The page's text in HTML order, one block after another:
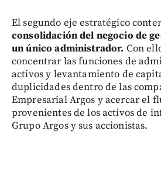
El segundo eje estratégico
consolidación del negocio de
un único administrador. Con
concentrar las funciones de
activos y levantamiento de
duplicidades dentro de las
Empresarial Argos y acercar el
provenientes de los activos de
Grupo Argos y sus accionistas.